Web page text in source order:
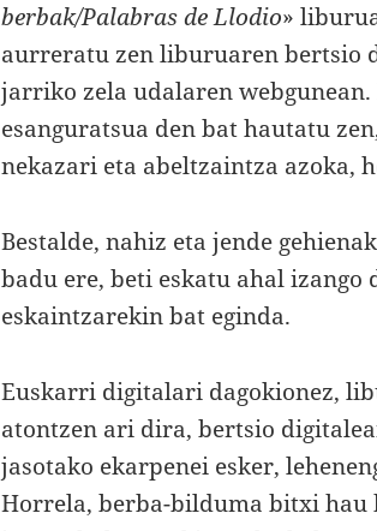
berbak/Palabras de Llodio»
aurreratu zen liburuaren bertsio
jarriko zela udalaren
esanguratsua den bat hautatu
nekazari eta abeltzaintza azoka,
Bestalde, nahiz eta jende
badu ere, beti eskatu ahal
eskaintzarekin bat eginda.
Euskarri digitalari dagokionez,
atontzen ari dira, bertsio
jasotako ekarpenei esker,
Horrela, berba-bilduma bitxi hau